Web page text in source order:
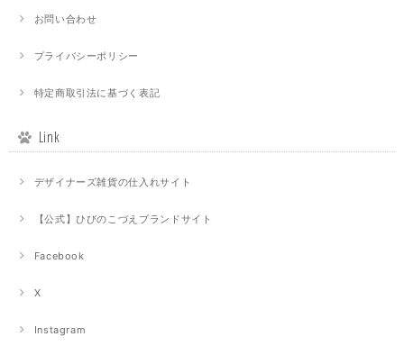
お問い合わせ
プライバシーポリシー
特定商取引法に基づく表記
Link
デザイナーズ雑貨の仕入れサイト
【公式】ひびのこづえブランドサイト
Facebook
X
Instagram